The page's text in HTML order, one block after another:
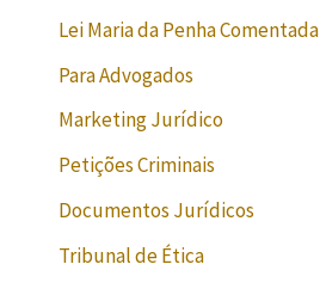
Lei Maria da Penha Comentada
Para Advogados
Marketing Jurídico
Petições Criminais
Documentos Jurídicos
Tribunal de Ética